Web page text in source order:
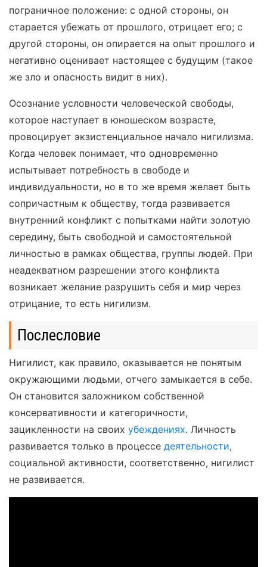
пограничное положение: с одной стороны, он
старается убежать от прошлого, отрицает его; с
другой стороны, он опирается на опыт прошлого и
негативно оценивает настоящее с будущим (такое
же зло и опасность видит в них).
Осознание условности человеческой свободы,
которое наступает в юношеском возрасте,
провоцирует экзистенциальное начало нигилизма.
Когда человек понимает, что одновременно
испытывает потребность в свободе и
индивидуальности, но в то же время желает быть
сопричастным к обществу, тогда развивается
внутренний конфликт с попытками найти золотую
середину, быть свободной и самостоятельной
личностью в рамках общества, группы людей. При
неадекватном разрешении этого конфликта
возникает желание разрушить себя и мир через
отрицание, то есть нигилизм.
Послесловие
Нигилист, как правило, оказывается не понятым
окружающими людьми, отчего замыкается в себе.
Он становится заложником собственной
консервативности и категоричности,
зацикленности на своих убеждениях. Личность
развивается только в процессе деятельности,
социальной активности, соответственно, нигилист
не развивается.